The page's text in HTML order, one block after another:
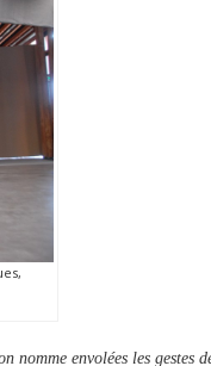
nomme envolées les gestes